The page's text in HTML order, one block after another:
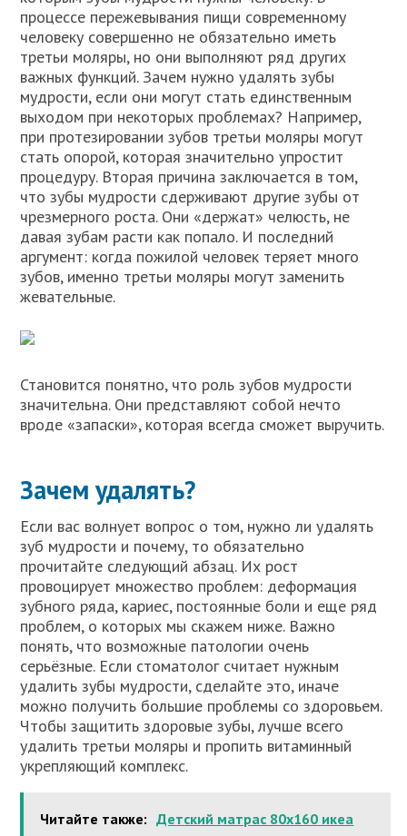
процессе пережевывания пищи современному
человеку совершенно не обязательно иметь
третьи моляры, но они выполняют ряд других
важных функций. Зачем нужно удалять зубы
мудрости, если они могут стать единственным
выходом при некоторых проблемах? Например,
при протезировании зубов третьи моляры могут
стать опорой, которая значительно упростит
процедуру. Вторая причина заключается в том,
что зубы мудрости сдерживают другие зубы от
чрезмерного роста. Они «держат» челюсть, не
давая зубам расти как попало. И последний
аргумент: когда пожилой человек теряет много
зубов, именно третьи моляры могут заменить
жевательные.
Становится понятно, что роль зубов мудрости
значительна. Они представляют собой нечто
вроде «запаски», которая всегда сможет выручить.
Зачем удалять?
Если вас волнует вопрос о том, нужно ли удалять
зуб мудрости и почему, то обязательно
прочитайте следующий абзац. Их рост
провоцирует множество проблем: деформация
зубного ряда, кариес, постоянные боли и еще ряд
проблем, о которых мы скажем ниже. Важно
понять, что возможные патологии очень
серьёзные. Если стоматолог считает нужным
удалить зубы мудрости, сделайте это, иначе
можно получить большие проблемы со здоровьем.
Чтобы защитить здоровые зубы, лучше всего
удалить третьи моляры и пропить витаминный
укрепляющий комплекс.
Читайте также: Детский матрас 80х160 икеа